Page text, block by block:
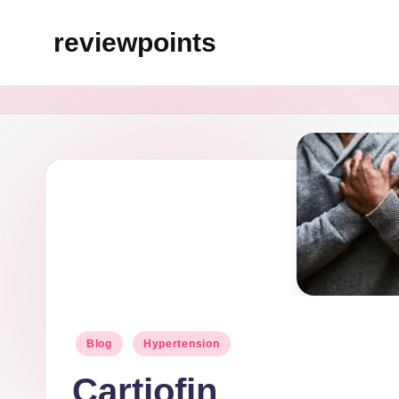
reviewpoints
Blog Hypertension
Cartiofin